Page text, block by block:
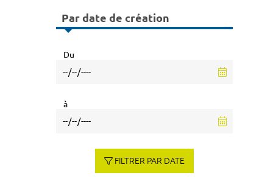
Par date de création
Du
à
FILTRER PAR DATE